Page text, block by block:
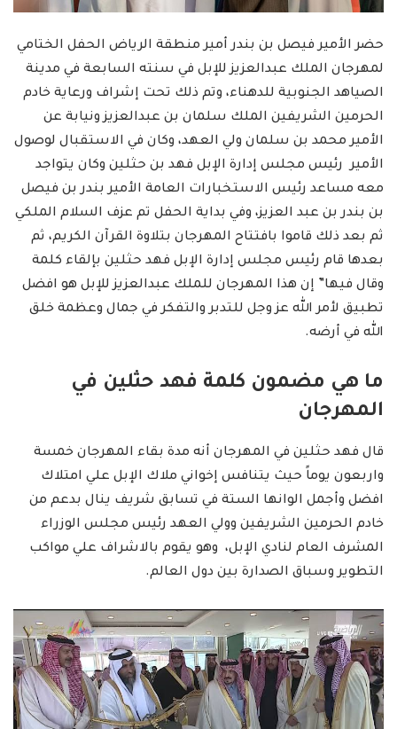
حضر الأمير فيصل بن بندر أمير منطقة الرياض الحفل الختامي
لمهرجان الملك عبدالعزيز للإبل في سنته السابعة في مدينة
الصياهد الجنوبية للدهناء، وتم ذلك تحت إشراف ورعاية خادم
الحرمين الشريفين الملك سلمان بن عبدالعزيز ونيابة عن
الأمير محمد بن سلمان ولي العهد، وكان في الاستقبال لوصول
الأمير رئيس مجلس إدارة الإبل فهد بن حثلين وكان يتواجد
معه مساعد رئيس الاستخبارات العامة الأمير بندر بن فيصل
بن بندر بن عبد العزيز، وفي بداية الحفل تم عزف السلام الملكي
ثم بعد ذلك قاموا بافتتاح المهرجان بتلاوة القرآن الكريم، ثم
بعدها قام رئيس مجلس إدارة الإبل فهد حثلين بإلقاء كلمة
وقال فيها” إن هذا المهرجان للملك عبدالعزيز للإبل هو افضل
تطبيق لأمر الله عز وجل للتدبر والتفكر في جمال وعظمة خلق
الله في أرضه.
ما هي مضمون كلمة فهد حثلين في
المهرجان
قال فهد حثلين في المهرجان أنه مدة بقاء المهرجان خمسة
واربعون يوماً حيث يتنافس إخواني ملاك الإبل علي امتلاك
افضل وأجمل الوانها الستة في تسابق شريف ينال بدعم من
خادم الحرمين الشريفين وولي العهد رئيس مجلس الوزراء
المشرف العام لنادي الإبل، وهو يقوم بالاشراف علي مواكب
التطوير وسباق الصدارة بين دول العالم.